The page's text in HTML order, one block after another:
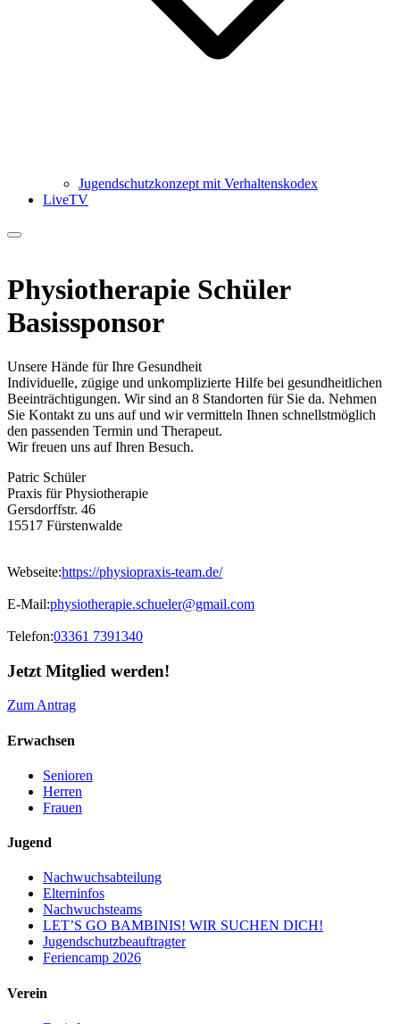
Jugendschutzkonzept mit Verhaltenskodex
LiveTV
Physiotherapie Schüler
Basissponsor
Unsere Hände für Ihre Gesundheit
Individuelle, zügige und unkomplizierte Hilfe bei gesundheitlichen
Beeinträchtigungen. Wir sind an 8 Standorten für Sie da. Nehmen
Sie Kontakt zu uns auf und wir vermitteln Ihnen schnellstmöglich
den passenden Termin und Therapeut.
Wir freuen uns auf Ihren Besuch.
Patric Schüler
Praxis für Physiotherapie
Gersdorffstr. 46
15517 Fürstenwalde
Webseite:https://physiopraxis-team.de/
E-Mail:physiotherapie.schueler@gmail.com
Telefon:03361 7391340
Jetzt Mitglied werden!
Zum Antrag
Erwachsen
Senioren
Herren
Frauen
Jugend
Nachwuchsabteilung
Elterninfos
Nachwuchsteams
LET’S GO BAMBINIS! WIR SUCHEN DICH!
Jugendschutzbeauftragter
Feriencamp 2026
Verein